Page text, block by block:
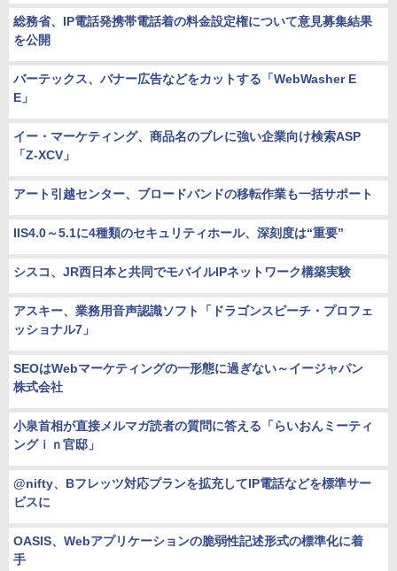
総務省、IP電話発携帯電話着の料金設定権について意見募集結果
を公開
バーテックス、バナー広告などをカットする「WebWasher E
E」
イー・マーケティング、商品名のブレに強い企業向け検索ASP
「Z-XCV」
アート引越センター、ブロードバンドの移転作業も一括サポート
IIS4.0～5.1に4種類のセキュリティホール、深刻度は“重要”
シスコ、JR西日本と共同でモバイルIPネットワーク構築実験
アスキー、業務用音声認識ソフト「ドラゴンスピーチ・プロフェ
ッショナル7」
SEOはWebマーケティングの一形態に過ぎない～イージャパン
株式会社
小泉首相が直接メルマガ読者の質問に答える「らいおんミーティ
ングｉｎ官邸」
@nifty、Bフレッツ対応プランを拡充してIP電話などを標準サー
ビスに
OASIS、Webアプリケーションの脆弱性記述形式の標準化に着
手